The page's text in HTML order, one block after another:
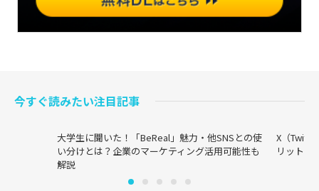
今すぐ読みたい注目記事
大学生に聞いた！「BeReal」魅力・他SNSとの使
い分けとは？企業のマーケティング活用可能性も
解説
X（
リットま